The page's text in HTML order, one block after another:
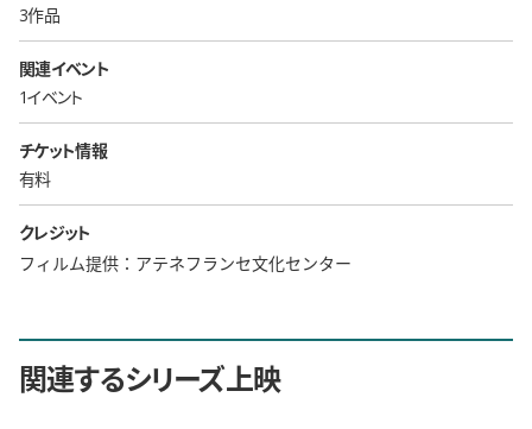
3作品
関連イベント
1イベント
チケット情報
有料
クレジット
フィルム提供：アテネフランセ文化センター
関連するシリーズ上映